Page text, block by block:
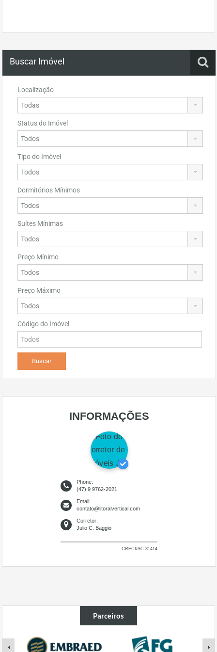
Buscar Imóvel
Localização
Status do Imóvel
Tipo do Imóvel
Dormitórios Mínimos
Suítes Mínimas
Preço Mínimo
Preço Máximo
Código do Imóvel
INFORMAÇÕES
Phone:
(47) 9 9762-2021
Email:
contato@litoralvertical.com
Corretor:
Julio C. Baggio
CRECI/SC 31414
Parceiros